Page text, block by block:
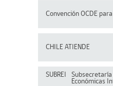
Convención OCDE para
CHILE ATIENDE
SUBREI
Subsecretaría
Económicas